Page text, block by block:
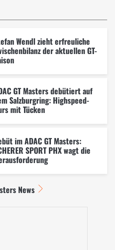
Wendl zieht erfreuliche
der aktuellen GT-
GT Masters debütiert auf
Salzburgring: Highspeed-
mit Tücken
im ADAC GT Masters:
SPORT PHX wagt die
News